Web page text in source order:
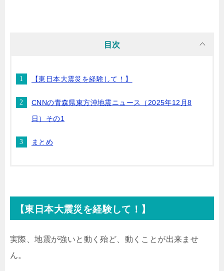
目次
【東日本大震災を経験して！】
CNNの青森県東方沖地震ニュース（2025年12月8
日）その1
まとめ
【東日本大震災を経験して！】
実際、地震が強いと動く殆ど、動くことが出来ませ
ん。